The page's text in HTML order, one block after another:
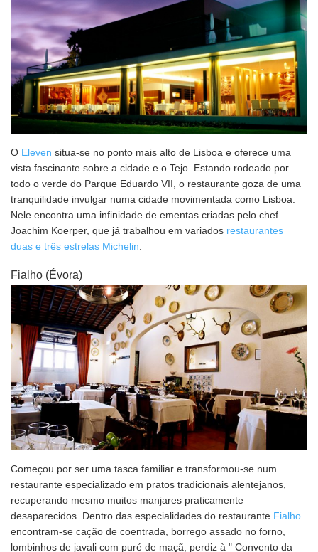
O Eleven situa-se no ponto mais alto de Lisboa e oferece uma
vista fascinante sobre a cidade e o Tejo. Estando rodeado por
todo o verde do Parque Eduardo VII, o restaurante goza de uma
tranquilidade invulgar numa cidade movimentada como Lisboa.
Nele encontra uma infinidade de ementas criadas pelo chef
Joachim Koerper, que já trabalhou em variados restaurantes
duas e três estrelas Michelin
Fialho (Évora)
Começou por ser uma tasca familiar e transformou-se num
restaurante especializado em pratos tradicionais alentejanos,
recuperando mesmo muitos manjares praticamente
desaparecidos. Dentro das especialidades do restaurante Fialho
encontram-se cação de coentrada, borrego assado no forno,
lombinhos de javali com puré de maçã, perdiz à " Convento da